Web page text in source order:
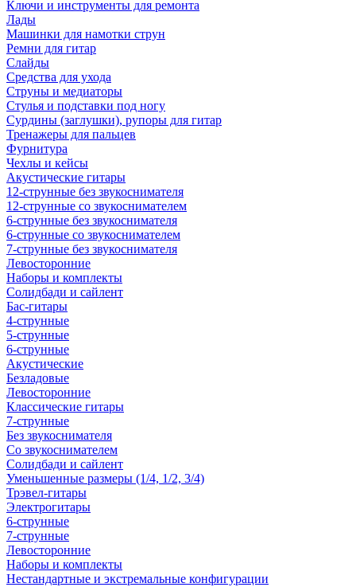
Ключи и инструменты для ремонта
Лады
Машинки для намотки струн
Ремни для гитар
Слайды
Средства для ухода
Струны и медиаторы
Стулья и подставки под ногу
Сурдины (заглушки), рупоры для гитар
Тренажеры для пальцев
Фурнитура
Чехлы и кейсы
Акустические гитары
12-струнные без звукоснимателя
12-струнные со звукоснимателем
6-струнные без звукоснимателя
6-струнные со звукоснимателем
7-струнные без звукоснимателя
Левосторонние
Наборы и комплекты
Солидбади и сайлент
Бас-гитары
4-струнные
5-струнные
6-струнные
Акустические
Безладовые
Левосторонние
Классические гитары
7-струнные
Без звукоснимателя
Со звукоснимателем
Солидбади и сайлент
Уменьшенные размеры (1/4, 1/2, 3/4)
Трэвел-гитары
Электрогитары
6-струнные
7-струнные
Левосторонние
Наборы и комплекты
Нестандартные и экстремальные конфигурации